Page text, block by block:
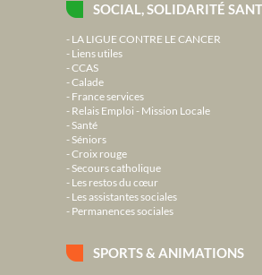
SOCIAL, SOLIDARITÉ
LA LIGUE CONTRE LE CANCER
Liens utiles
CCAS
Calade
France services
Relais Emploi - Mission Locale
Santé
Séniors
Croix rouge
Secours catholique
Les restos du cœur
Les assistantes sociales
Permanences sociales
SPORTS & ANIMATIONS